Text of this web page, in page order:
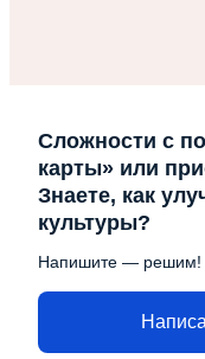
Сложности с
карты» или
Знаете, как
культуры?
Напишите — решим!